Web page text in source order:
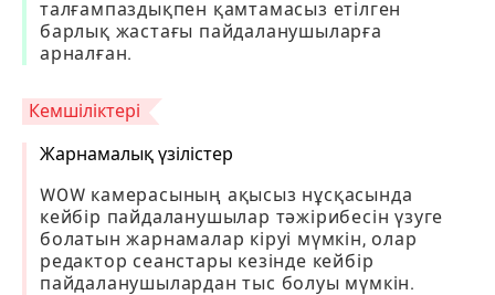
талғампаздықпен қамтамасыз етілген
барлық жастағы пайдаланушыларға
арналған.
Кемшіліктері
Жарнамалық үзілістер
WOW камерасының ақысыз нұсқасында
кейбір пайдаланушылар тәжірибесін үзуге
болатын жарнамалар кіруі мүмкін, олар
редактор сеанстары кезінде кейбір
пайдаланушылардан тыс болуы мүмкін.